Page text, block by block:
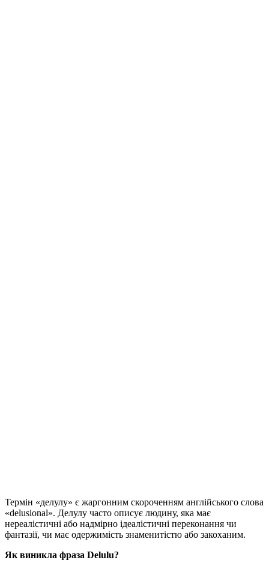
Термін «делулу» є жаргонним скороченням англійського слова
«delusional». Делулу часто описує людину, яка має
нереалістичні або надмірно ідеалістичні переконання чи
фантазії, чи має одержимість знаменитістю або закоханим.
Як виникла фраза Delulu?